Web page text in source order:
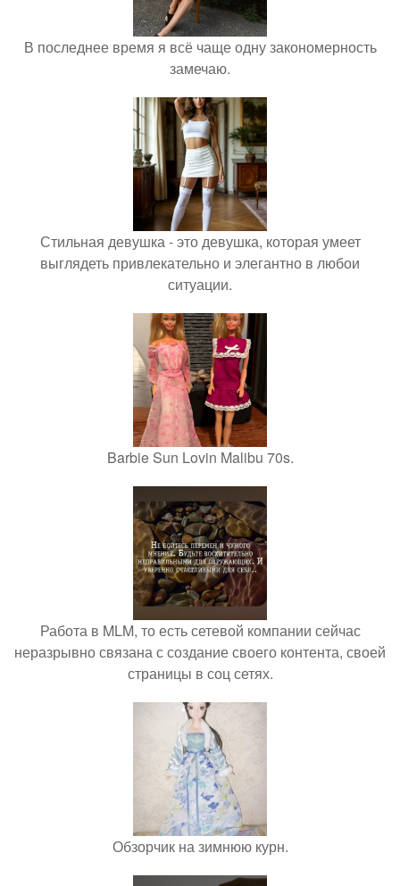
В последнее время я всё чаще одну закономерность
замечаю.
Стильная девушка - это девушка, которая умеет
выглядеть привлекательно и элегантно в любои
ситуации.
Barbie Sun Lovin Malibu 70s.
Работа в MLM, то есть сетевой компании сейчас
неразрывно связана с создание своего контента, своей
страницы в соц сетях.
Обзорчик на зимнюю курн.